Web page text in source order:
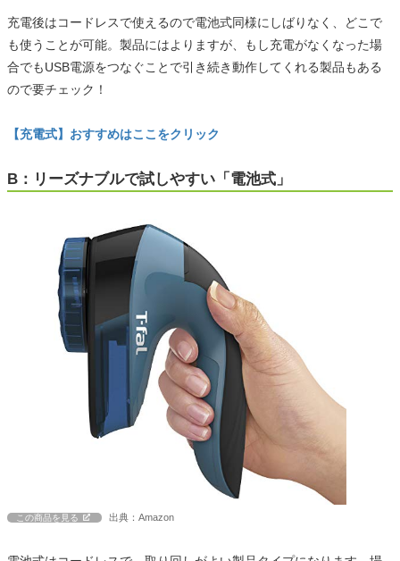
充電後はコードレスで使えるので電池式同様にしばりなく、どこで
も使うことが可能。製品にはよりますが、もし充電がなくなった場
合でもUSB電源をつなぐことで引き続き動作してくれる製品もある
ので要チェック！
【充電式】おすすめはここをクリック
B：リーズナブルで試しやすい「電池式」
この商品を見る 出典：Amazon